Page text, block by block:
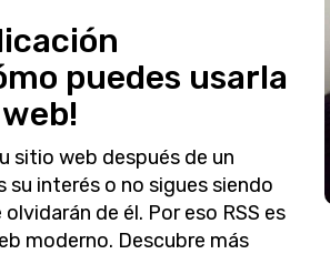
puedes usarla
sitio web después de un
interés o no sigues siendo
de él. Por eso RSS es
moderno. Descubre más